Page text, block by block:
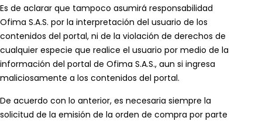
Es de aclarar que tampoco asumirá responsabilidad
Ofima S.A.S. por la interpretación del usuario de los
contenidos del portal, ni de la violación de derechos de
cualquier especie que realice el usuario por medio de la
información del portal de Ofima S.A.S., aun si ingresa
maliciosamente a los contenidos del portal.
De acuerdo con lo anterior, es necesaria siempre la
solicitud de la emisión de la orden de compra por parte